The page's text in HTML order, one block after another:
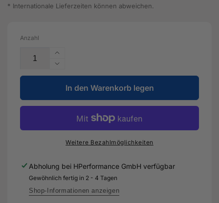
* Internationale Lieferzeiten können abweichen.
Anzahl
Erhöhe
die
Menge
für
JE-
Pistons
2.5L
EA855
pin:22
10.0:1
82.50mm
Verringere
die
Menge
für
JE-
Pistons
Audi
2.5L
DAZA
pin:22
10.0:1
In den Warenkorb legen
Weitere Bezahlmöglichkeiten
Abholung bei HPerformance GmbH verfügbar
Gewöhnlich fertig in 2 - 4 Tagen
Shop-Informationen anzeigen